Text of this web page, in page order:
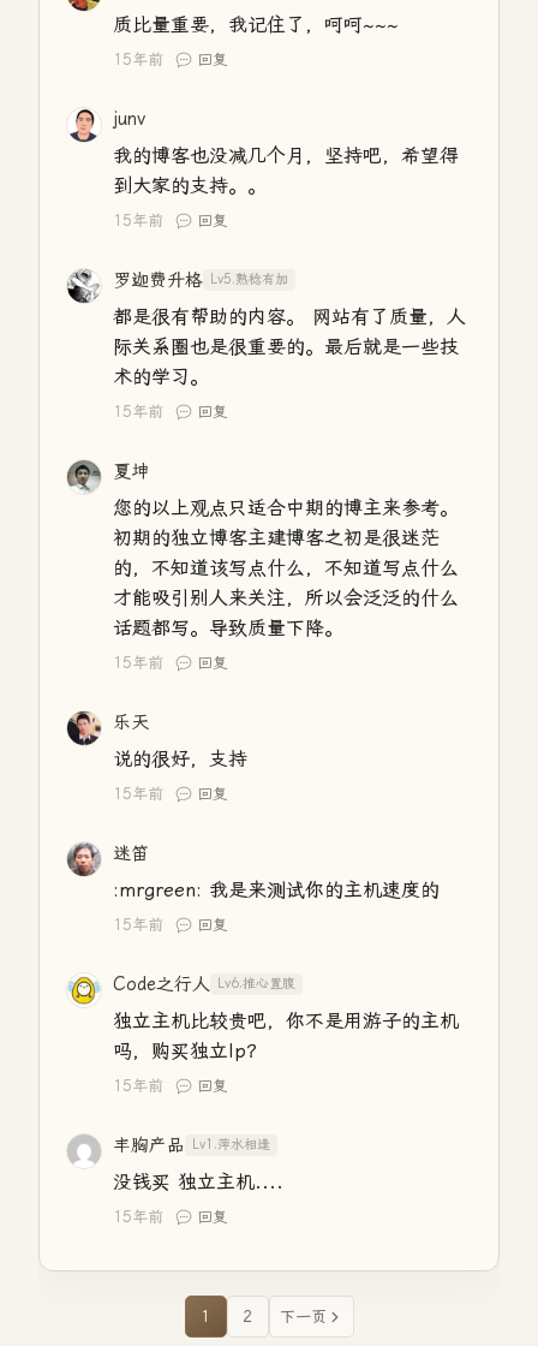
质比量重要，我记住了，呵呵~~~
15年前 回复
junv
我的博客也没减几个月，坚持吧，希望得
到大家的支持。。
15年前 回复
罗迦费升格 Lv5.熟稔有加
都是很有帮助的内容。 网站有了质量，人
际关系圈也是很重要的。最后就是一些技
术的学习。
15年前 回复
夏坤
您的以上观点只适合中期的博主来参考。
初期的独立博客主建博客之初是很迷茫
的，不知道该写点什么，不知道写点什么
才能吸引别人来关注，所以会泛泛的什么
话题都写。导致质量下降。
15年前 回复
乐天
说的很好，支持
15年前 回复
迷笛
:mrgreen: 我是来测试你的主机速度的
15年前 回复
Code之行人 Lv6.推心置腹
独立主机比较贵吧，你不是用游子的主机
吗，购买独立Ip？
15年前 回复
丰胸产品 Lv1.萍水相逢
没钱买 独立主机....
15年前 回复
1 2 下一页